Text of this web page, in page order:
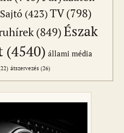
Sajtó (423)TV(798)
(849)Észak
(4540) állami média
átszervezés (26)